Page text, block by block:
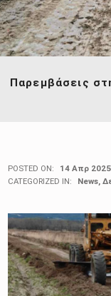
Παρεμβάσεις
POSTED ON:
14 Απρ 2025
CATEGORIZED IN:
News,